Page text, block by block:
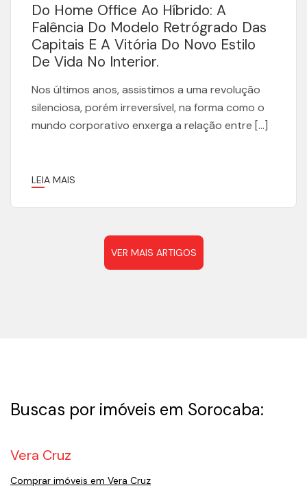
Do Home Office Ao Híbrido: A
Falência Do Modelo Retrógrado Das
Capitais E A Vitória Do Novo Estilo
De Vida No Interior.
Nos últimos anos, assistimos a uma revolução
silenciosa, porém irreversível, na forma como o
mundo corporativo enxerga a relação entre […]
LEIA MAIS
VER MAIS ARTIGOS
Buscas por imóveis em Sorocaba:
Vera Cruz
Comprar imóveis em Vera Cruz